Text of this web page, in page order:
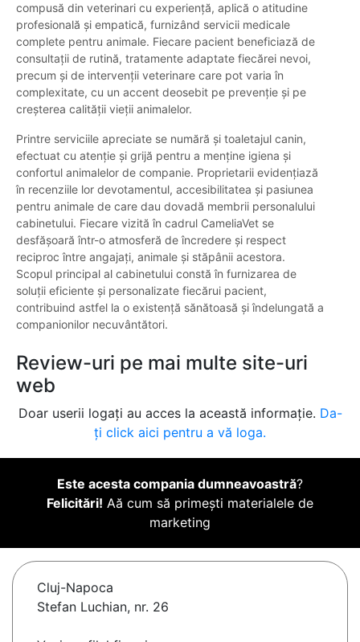
compusă din veterinari cu experiență, aplică o atitudine
profesională și empatică, furnizând servicii medicale
complete pentru animale. Fiecare pacient beneficiază de
consultații de rutină, tratamente adaptate fiecărei nevoi,
precum și de intervenții veterinare care pot varia în
complexitate, cu un accent deosebit pe prevenție și pe
creșterea calității vieții animalelor.
Printre serviciile apreciate se numără și toaletajul canin,
efectuat cu atenție și grijă pentru a menține igiena și
confortul animalelor de companie. Proprietarii evidențiază
în recenziile lor devotamentul, accesibilitatea și pasiunea
pentru animale de care dau dovadă membrii personalului
cabinetului. Fiecare vizită în cadrul CameliaVet se
desfășoară într-o atmosferă de încredere și respect
reciproc între angajați, animale și stăpânii acestora.
Scopul principal al cabinetului constă în furnizarea de
soluții eficiente și personalizate fiecărui pacient,
contribuind astfel la o existență sănătoasă și îndelungată a
companionilor necuvântători.
Review-uri pe mai multe site-uri
web
Doar userii logați au acces la această informație. Da-
ți click aici pentru a vă loga.
Este acesta compania dumneavoastră?
Felicitări! Aă cum să primești materialele de
marketing
Cluj-Napoca
Stefan Luchian, nr. 26